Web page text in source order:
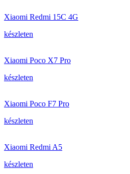
Xiaomi Redmi 15C 4G
készleten
Xiaomi Poco X7 Pro
készleten
Xiaomi Poco F7 Pro
készleten
Xiaomi Redmi A5
készleten